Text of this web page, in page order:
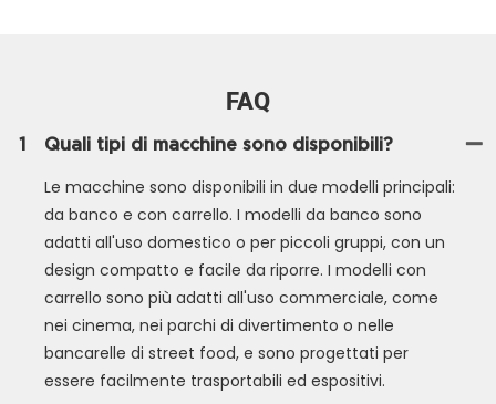
FAQ
1 Quali tipi di macchine sono disponibili?
Le macchine sono disponibili in due modelli principali:
da banco e con carrello. I modelli da banco sono
adatti all'uso domestico o per piccoli gruppi, con un
design compatto e facile da riporre. I modelli con
carrello sono più adatti all'uso commerciale, come
nei cinema, nei parchi di divertimento o nelle
bancarelle di street food, e sono progettati per
essere facilmente trasportabili ed espositivi.